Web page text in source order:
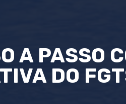
A PASSO
DO